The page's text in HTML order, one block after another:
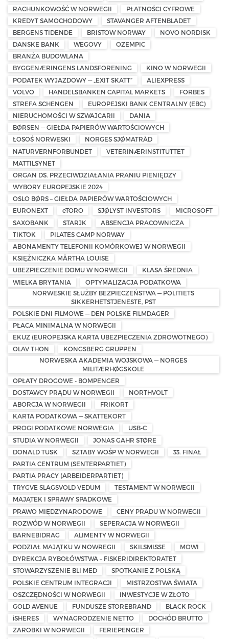
RACHUNKOWOŚĆ W NORWEGII
PŁATNOŚCI CYFROWE
KREDYT SAMOCHODOWY
STAVANGER AFTENBLADET
BERGENS TIDENDE
BRISTOW NORWAY
NOVO NORDISK
DANSKE BANK
WEGOVY
OZEMPIC
BRANŻA BUDOWLANA
BYGGENÆRINGENS LANDSFORENING
KINO W NORWEGII
PODATEK WYJAZDOWY — „EXIT SKATT”
ALIEXPRESS
VOLVO
HANDELSBANKEN CAPITAL MARKETS
FORBES
STREFA SCHENGEN
EUROPEJSKI BANK CENTRALNY (EBC)
NIERUCHOMOŚCI W SZWAJCARII
DANIA
BØRSEN — GIEŁDA PAPIERÓW WARTOŚCIOWYCH
ŁOSOŚ NORWESKI
NORGES SJØMATRÅD
NATURVERNFORBUNDET
VETERINÆRINSTITUTTET
MATTILSYNET
ORGAN DS. PRZECIWDZIAŁANIA PRANIU PIENIĘDZY
WYBORY EUROPEJSKIE 2024
OSLO BØRS – GIEŁDA PAPIERÓW WARTOŚCIOWYCH
EURONEXT
eTORO SJØLYST INVESTORS
MICROSOFT
SAXOBANK
STARJK
ABSENCJA PRACOWNICZA
TIKTOK
PILATES CAMP NORWAY
ABONAMENTY TELEFONII KOMÓRKOWEJ W NORWEGII
KSIĘŻNICZKA MÄRTHA LOUISE
UBEZPIECZENIE DOMU W NORWEGII
KLASA ŚREDNIA
WIELKA BRYTANIA
OPTYMALIZACJA PODATKOWA
NORWESKIE SŁUŻBY BEZPIECZEŃSTWA — POLITIETS
SIKKERHETSTJENESTE, PST
POLSKIE DNI FILMOWE — DEN POLSKE FILMDAGER
PŁACA MINIMALNA W NORWEGII
EKUZ (EUROPEJSKA KARTA UBEZPIECZENIA ZDROWOTNEGO)
OLAV THON
KONGSBERG GRUPPEN
NORWESKA AKADEMIA WOJSKOWA — NORGES
MILITÆRHØGSKOLE
OPŁATY DROGOWE - BOMPENGER
DOSTAWCY PRĄDU W NORWEGII
NORTHVOLT
ABORCJA W NORWEGII
FRIKORT
KARTA PODATKOWA — SKATTEKORT
PROGI PODATKOWE NORWEGIA
USB-C
STUDIA W NORWEGII
JONAS GAHR STØRE
DONALD TUSK
SZTABY WOŚP W NORWEGII
33. FINAŁ
PARTIA CENTRUM (SENTERPARTIET)
PARTIA PRACY (ARBEIDERPARTIET)
TRYGVE SLAGSVOLD VEDUM
TESTAMENT W NORWEGII
MAJĄTEK I SPRAWY SPADKOWE
PRAWO MIĘDZYNARODOWE
CENY PRĄDU W NORWEGII
ROZWÓD W NORWEGII
SEPERACJA W NORWEGII
BARNEBIDRAG
ALIMENTY W NORWEGII
PODZIAŁ MAJĄTKU W NOWREGII
SKILSMISSE
MOWI
DYREKCJA RYBOŁÓWSTWA – FISKERIDIREKTORATET
STOWARZYSZENIE BLI MED
SPOTKANIE Z POLSKĄ
POLSKIE CENTRUM INTEGRACJI
MISTRZOSTWA ŚWIATA
OSZCZĘDNOŚCI W NORWEGII
INWESTYCJE W ZŁOTO
GOLD AVENUE
FUNDUSZE STOREBRAND
BLACK ROCK
iSHERES
WYNAGRODZENIE NETTO
DOCHÓD BRUTTO
ZAROBKI W NORWEGII
FERIEPENGER